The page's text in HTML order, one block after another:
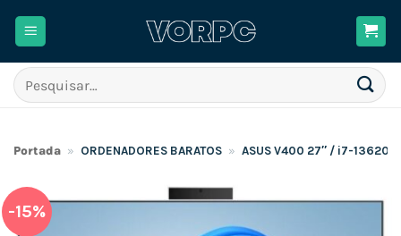
Pesquisar
por:
Portada » ORDENADORES BARATOS » ASUS V400 27″ / i7-13620H
-15%